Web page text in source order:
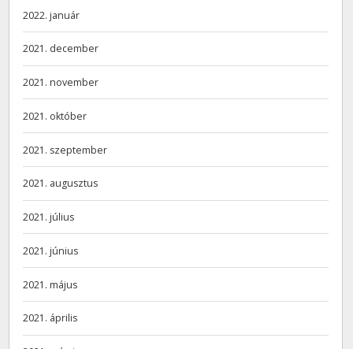
2022. január
2021. december
2021. november
2021. október
2021. szeptember
2021. augusztus
2021. július
2021. június
2021. május
2021. április